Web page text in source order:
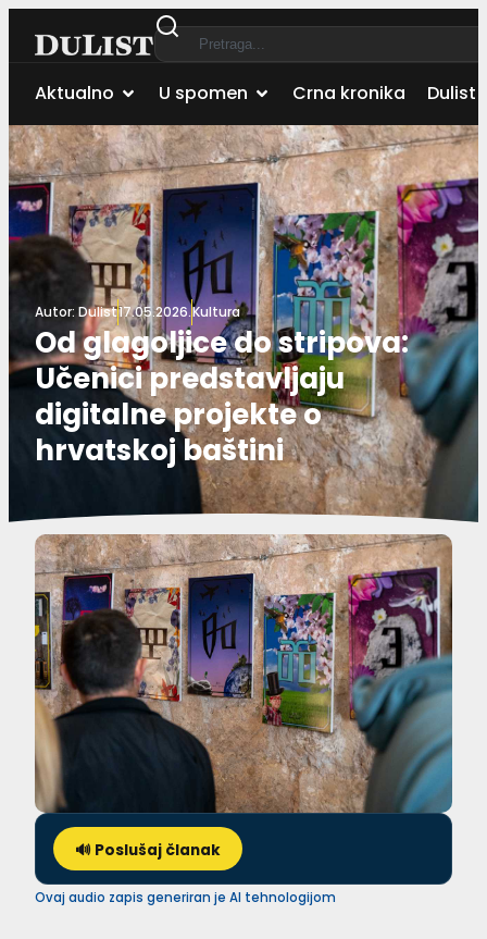
Aktualno U spomen Crna kronika Dulist
Autor: Dulist17.05.2026.Kultura
Od glagoljice do stripova:
Učenici predstavljaju
digitalne projekte o
hrvatskoj baštini
🔊 Poslušaj članak
Ovaj audio zapis generiran je AI tehnologijom